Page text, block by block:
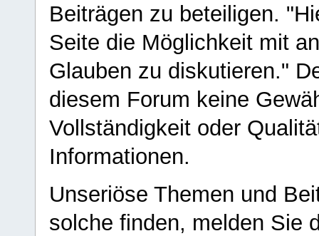
Beiträgen zu beteiligen.
Seite die Möglichkeit mit
Glauben zu diskutieren."
diesem Forum keine
Vollständigkeit oder
Informationen.
Unseriöse Themen und
solche finden, melden Sie